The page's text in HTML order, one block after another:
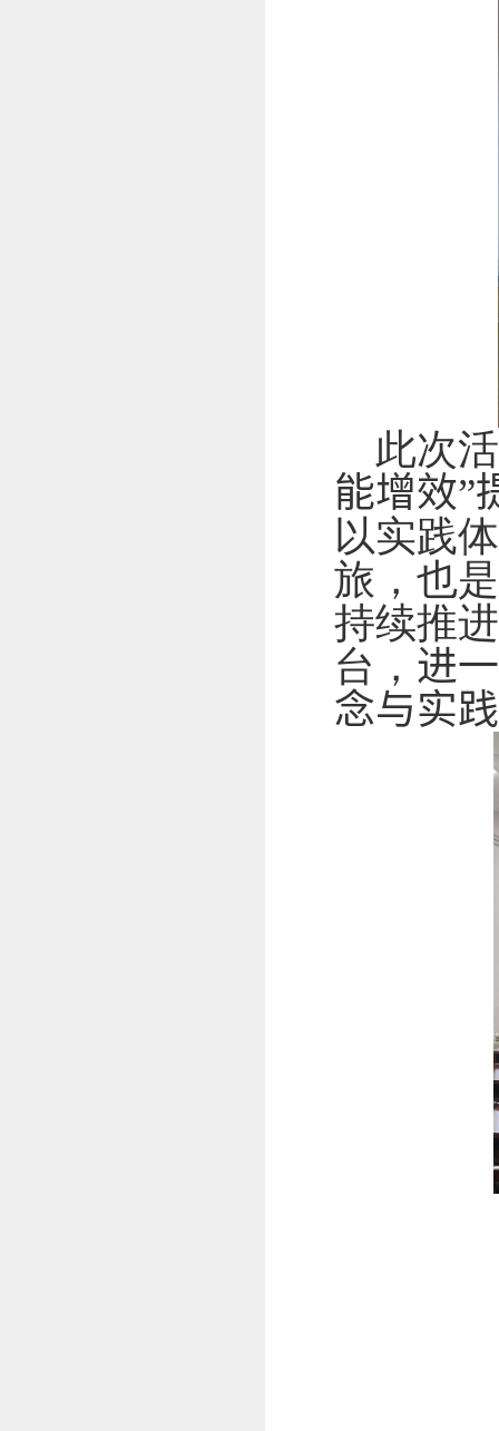
此次
能增效”
以实践
旅，也
持续推
台， 进
念与实